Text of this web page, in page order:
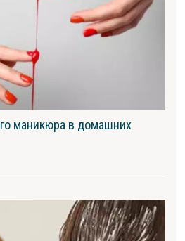
маникюра в домашних